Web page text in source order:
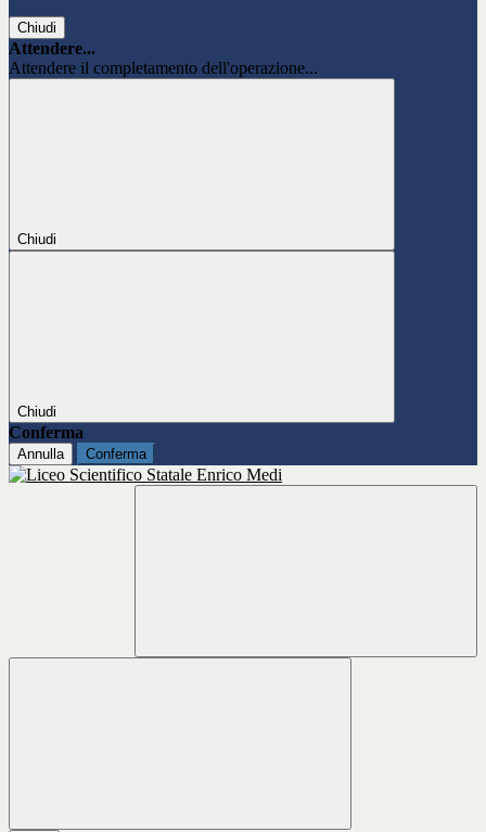
Chiudi
Attendere...
Attendere il completamento dell'operazione...
Chiudi
Chiudi
Conferma
Annulla Conferma